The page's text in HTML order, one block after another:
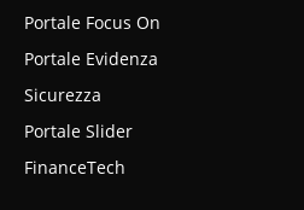
Portale Focus On
Portale Evidenza
Sicurezza
Portale Slider
FinanceTech